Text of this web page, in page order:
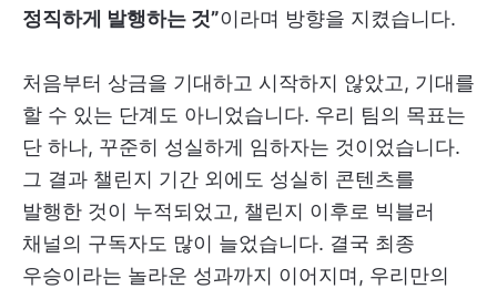
정직하게 발행하는 것”이라며 방향을 지켰습니다.
처음부터 상금을 기대하고 시작하지 않았고, 기대를
할 수 있는 단계도 아니었습니다. 우리 팀의 목표는
단 하나, 꾸준히 성실하게 임하자는 것이었습니다.
그 결과 챌린지 기간 외에도 성실히 콘텐츠를
발행한 것이 누적되었고, 챌린지 이후로 빅블러
채널의 구독자도 많이 늘었습니다. 결국 최종
우승이라는 놀라운 성과까지 이어지며, 우리만의